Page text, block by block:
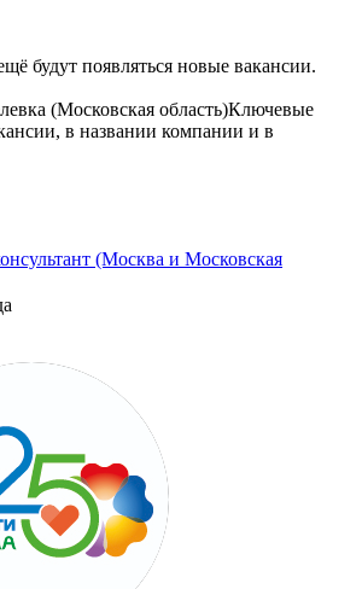
будут появляться новые вакансии.
(Московская область)Ключевые
в названии компании и в
(Москва и Московская